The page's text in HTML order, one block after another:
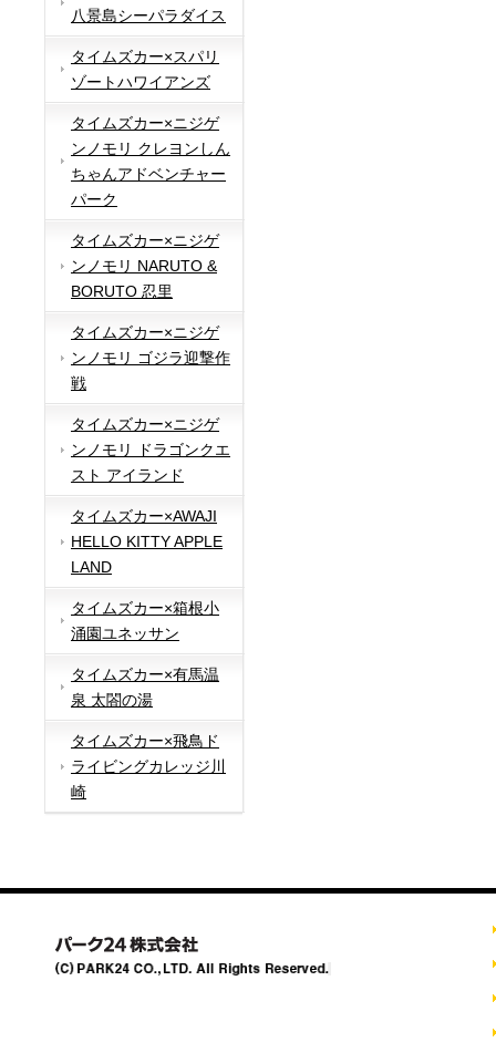
八景島シーパラダイス
タイムズカー×スパリ
ゾートハワイアンズ
タイムズカー×ニジゲ
ンノモリ クレヨンしん
ちゃんアドベンチャー
パーク
タイムズカー×ニジゲ
ンノモリ NARUTO &
BORUTO 忍里
タイムズカー×ニジゲ
ンノモリ ゴジラ迎撃作
戦
タイムズカー×ニジゲ
ンノモリ ドラゴンクエ
スト アイランド
タイムズカー×AWAJI
HELLO KITTY APPLE
LAND
タイムズカー×箱根小
涌園ユネッサン
タイムズカー×有馬温
泉 太閤の湯
タイムズカー×飛鳥ド
ライビングカレッジ川
崎